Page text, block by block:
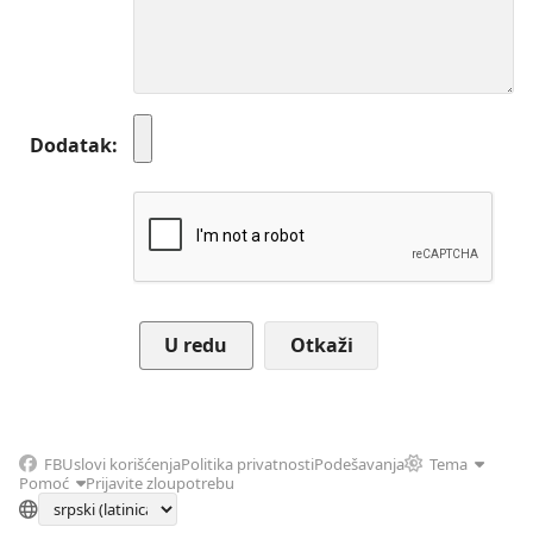
Dodatak
Otkaži
FBUslovi korišćenjaPolitika privatnostiPodešavanja
Tema
Pomoć
Prijavite zloupotrebu